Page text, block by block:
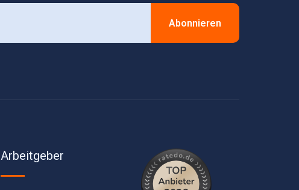
Abonnieren
Arbeitgeber